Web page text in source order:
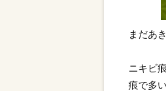
まだあ
ニキビ
痕で多